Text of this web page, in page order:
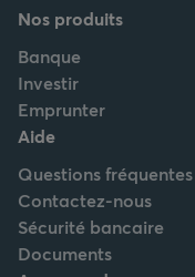
Nos produits
Banque
Investir
Emprunter
Aide
Questions fréquentes
Contactez-nous
Sécurité bancaire
Documents